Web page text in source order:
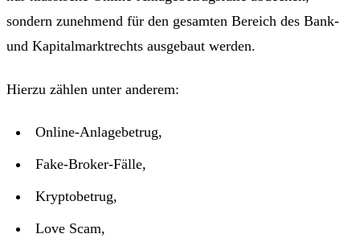
sondern zunehmend für den gesamten Bereich des Bank-
und Kapitalmarktrechts ausgebaut werden.
Hierzu zählen unter anderem:
Online-Anlagebetrug,
Fake-Broker-Fälle,
Kryptobetrug,
Love Scam,